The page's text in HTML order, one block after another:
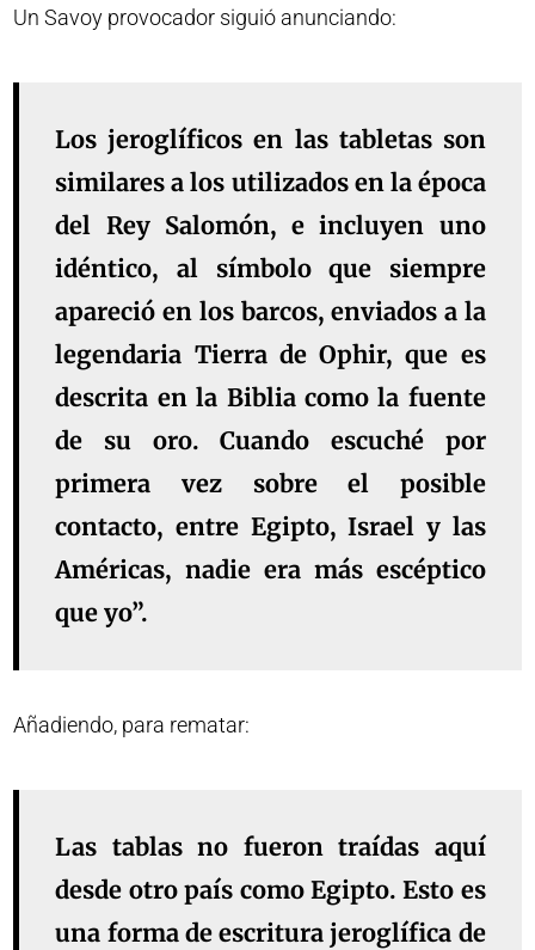
Un Savoy provocador siguió anunciando:
Los jeroglíficos en las tabletas son
similares a los utilizados en la época
del Rey Salomón, e incluyen uno
idéntico, al símbolo que siempre
apareció en los barcos, enviados a la
legendaria Tierra de Ophir, que es
descrita en la Biblia como la fuente
de su oro. Cuando escuché por
primera vez sobre el posible
contacto, entre Egipto, Israel y las
Américas, nadie era más escéptico
que yo”.
Añadiendo, para rematar:
Las tablas no fueron traídas aquí
desde otro país como Egipto. Esto es
una forma de escritura jeroglífica de